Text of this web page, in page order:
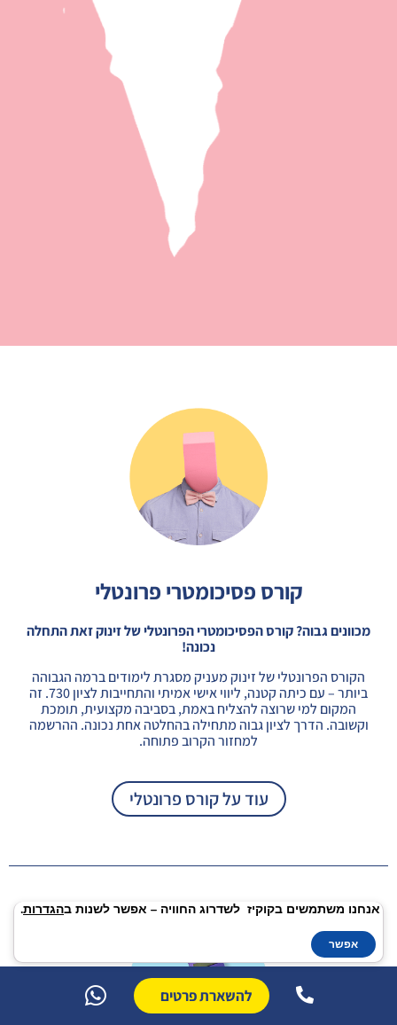
קורס פסיכומטרי פרונטלי
מכוונים גבוה? קורס הפסיכומטרי הפרונטלי של זינוק זאת התחלה
נכונה!
הקורס הפרונטלי של זינוק מעניק מסגרת לימודים ברמה הגבוהה
ביותר – עם כיתה קטנה, ליווי אישי אמיתי והתחייבות לציון 730. זה
המקום למי שרוצה להצליח באמת, בסביבה מקצועית, תומכת
וקשובה. הדרך לציון גבוה מתחילה בהחלטה אחת נכונה. ההרשמה
למחזור הקרוב פתוחה.
עוד על קורס פרונטלי
להשארת פרטים
אנחנו משתמשים בקוקיז לשדרוג החוויה – אפשר לשנות בהגדרות.
אפשר